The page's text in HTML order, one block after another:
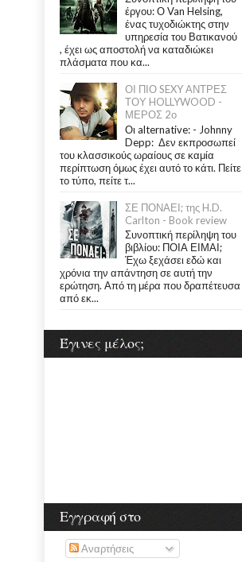
έργου: Ο Van Helsing,
ένας τυχοδιώκτης στην
υπηρεσία του Βατικανού
, έχει ως αποστολή να καταδιώκει
πλάσματα που κα...
ΟΙ ΠΙΟ SEXY ΑΝΤΡΕΣ
ΤΟΥ HOLLYWOOD -
ΜΕΡΟΣ 2ο
Οι alternative: - Johnny
Depp: Δεν εκπροσωπεί
του κλασσικούς ωραίους σε καμία
περίπτωση όμως έχει αυτό το κάτι. Πείτε
το τύπο, πείτε τ...
ΣΕ ΠΟΝΑΕΙ; της H.D.
Carlton - Book review
Συνοπτική περίληψη του
βιβλίου: ΠΟΙΑ ΕΙΜΑΙ;
Έχω ξεχάσει εδώ και
χρόνια την απάντηση σε αυτή την
ερώτηση. Από τη μέρα που δραπέτευσα
από εκ...
Έγινες μέλος;
Εγγραφή στο
Αναρτήσεις